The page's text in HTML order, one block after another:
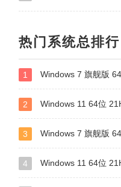
热门系统总排行
1 Windows 7 旗舰版
2 Windows 11 64位
3 Windows 7 旗舰版
4 Windows 11 64位